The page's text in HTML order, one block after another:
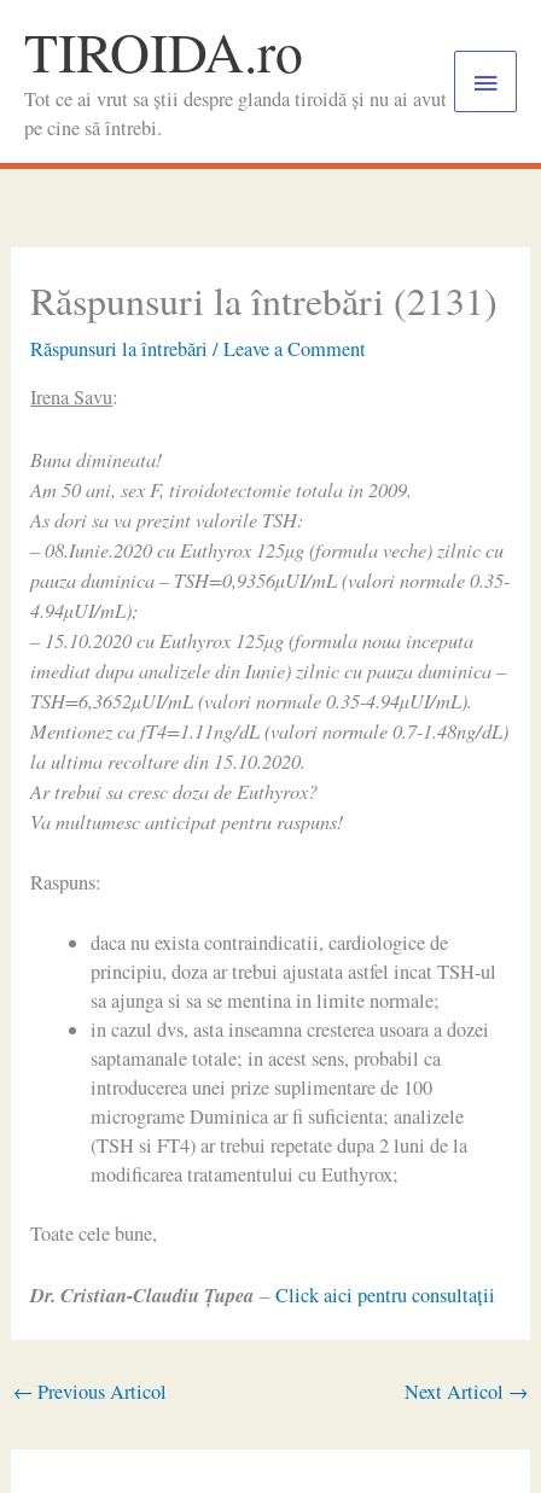
contentTIROIDA.ro
Tot ce ai vrut sa știi despre glanda tiroidă și nu ai avut
pe cine să întrebi.
Main
Răspunsuri la întrebări (2131)
Răspunsuri la întrebări /Leave a Comment
Irena Savu:
Buna dimineata!
Am 50 ani, sex F, tiroidotectomie totala in 2009.
As dori sa va prezint valorile TSH:
– 08.Iunie.2020 cu Euthyrox 125µg (formula veche) zilnic cu
pauza duminica – TSH=0,9356µUI/mL (valori normale 0.35-
4.94µUI/mL);
– 15.10.2020 cu Euthyrox 125µg (formula noua inceputa
imediat dupa analizele din Iunie) zilnic cu pauza duminica –
TSH=6,3652µUI/mL (valori normale 0.35-4.94µUI/mL).
Mentionez ca fT4=1.11ng/dL (valori normale 0.7-1.48ng/dL)
la ultima recoltare din 15.10.2020.
Ar trebui sa cresc doza de Euthyrox?
Va multumesc anticipat pentru raspuns!
Raspuns:
daca nu exista contraindicatii, cardiologice de
principiu, doza ar trebui ajustata astfel incat TSH-ul
sa ajunga si sa se mentina in limite normale;
in cazul dvs, asta inseamna cresterea usoara a dozei
saptamanale totale; in acest sens, probabil ca
introducerea unei prize suplimentare de 100
micrograme Duminica ar fi suficienta; analizele
(TSH si FT4) ar trebui repetate dupa 2 luni de la
modificarea tratamentului cu Euthyrox;
Toate cele bune,
Dr. Cristian-Claudiu Ţupea –Click aici pentru consultaţii
← Previous Articol Next Articol →